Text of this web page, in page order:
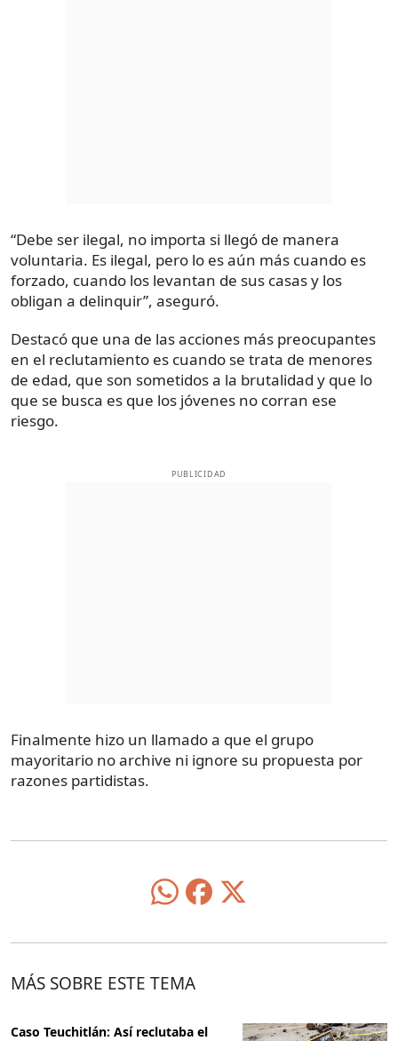
“Debe ser ilegal, no importa si llegó de manera
voluntaria. Es ilegal, pero lo es aún más cuando es
forzado, cuando los levantan de sus casas y los
obligan a delinquir”, aseguró.
Destacó que una de las acciones más preocupantes
en el reclutamiento es cuando se trata de menores
de edad, que son sometidos a la brutalidad y que lo
que se busca es que los jóvenes no corran ese
riesgo.
PUBLICIDAD
Finalmente hizo un llamado a que el grupo
mayoritario no archive ni ignore su propuesta por
razones partidistas.
MÁS SOBRE ESTE TEMA
Caso Teuchitlán: Así reclutaba el